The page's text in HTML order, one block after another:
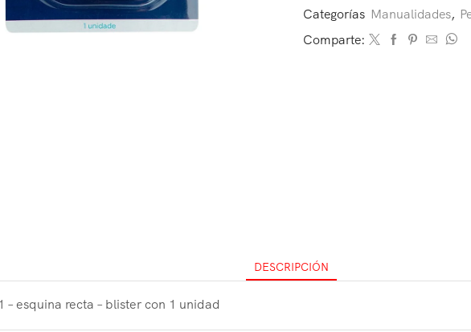
Categorías Manualidades,
Comparte:
DESCRIPCIÓN
esquina recta – blister con 1 unidad